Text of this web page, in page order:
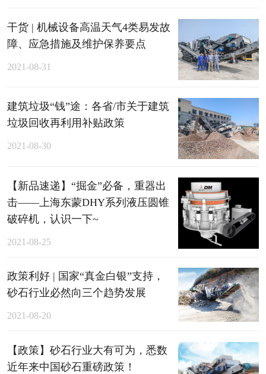
干货 | 机械设备高温天气4类易发故
障、应急措施及维护保养要点
2021-08-31
建筑垃圾“钱”途：各省/市关于建筑
垃圾回收再利用补贴政策
2021-08-30
【新品速递】“掘金”必备，重器出
击——上海东蒙DHY系列液压圆锥
破碎机，认识一下~
2021-08-25
政策利好 | 国家“真金白银”支持，
砂石行业必然向三个趋势发展
2021-08-20
【政策】砂石行业大有可为，悉数
近年来中国砂石重磅政策！